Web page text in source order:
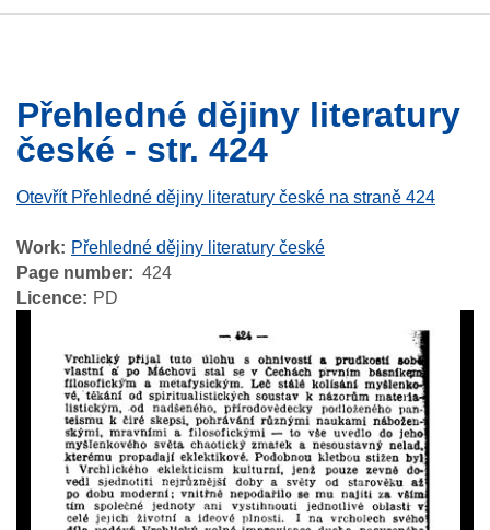
HomeBrowse
Search
About
HelpContactDigitalia
Přehledné dějiny literatury
české - str. 424
Otevřít Přehledné dějiny literatury české na straně 424
Work
Přehledné dějiny literatury české
Page number
424
Licence
PD